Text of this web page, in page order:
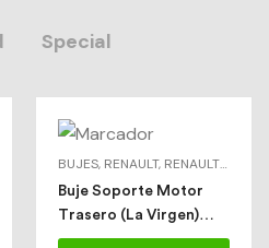
Special
, SOPORTE MOTOR,
BUJES, RENAULT, RENAULT > TWINGO
Buje Soporte Motor
Trasero (La Virgen)
Cod: 2-0403B